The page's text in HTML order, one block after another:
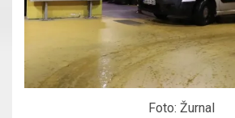
Foto: Žurnal